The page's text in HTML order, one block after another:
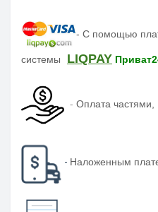
- С помощью
системы LIQPAY
- Оплата частями,
- Наложенным